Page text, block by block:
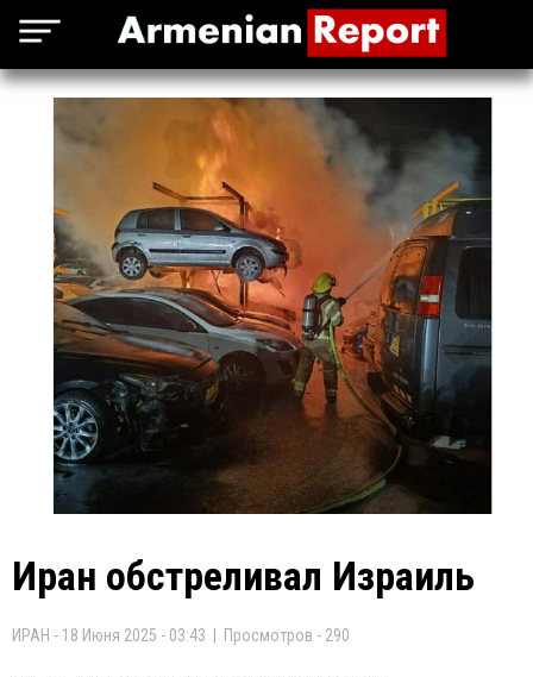
Иран обстреливал Израиль
ИРАН - 18 Июня 2025 - 03:43 | Просмотров - 290